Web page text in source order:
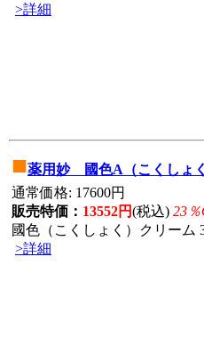
>詳細
■薬用妙 國色A（こくしょ
通常価格: 17600円
販売特価： 13552円(税込) 23
國色（こくしょく）クリーム
>詳細